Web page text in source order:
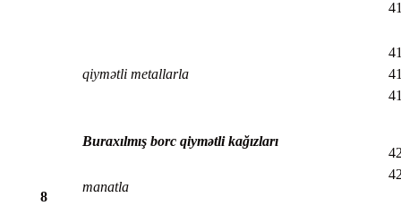
qiymətli metallarla
8
Buraxılmış borc qiymətli kağızları
manatla